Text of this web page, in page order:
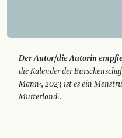
Der Autor/die Autorin
die Kalender der
Mann‹, 2023 ist es ein
Mutterland‹.